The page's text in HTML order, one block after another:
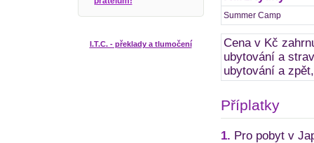
I.T.C. - překlady a tlumočení
Summer Camp
Cena v Kč
ubytování a
ubytování a
Příplatky
1. Pro pobyt v